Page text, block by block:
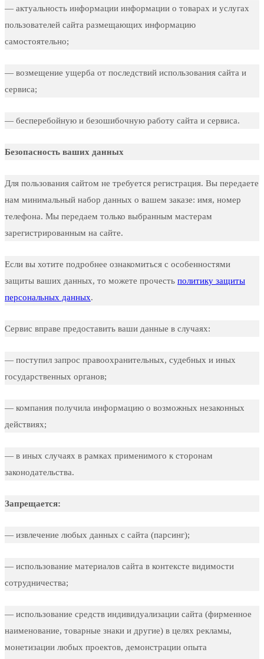
— актуальность информации информации о товарах и услугах
пользователей сайта размещающих информацию
самостоятельно;
— возмещение ущерба от последствий использования сайта и
сервиса;
— бесперебойную и безошибочную работу сайта и сервиса.
Безопасность ваших данных
Для пользования сайтом не требуется регистрация. Вы передаете
нам минимальный набор данных о вашем заказе: имя, номер
телефона. Мы передаем только выбранным мастерам
зарегистрированным на сайте.
Если вы хотите подробнее ознакомиться с особенностями
защиты ваших данных, то можете прочесть политику защиты
персональных данных.
Сервис вправе предоставить ваши данные в случаях:
— поступил запрос правоохранительных, судебных и иных
государственных органов;
— компания получила информацию о возможных незаконных
действиях;
— в иных случаях в рамках применимого к сторонам
законодательства.
Запрещается:
— извлечение любых данных с сайта (парсинг);
— использование материалов сайта в контексте видимости
сотрудничества;
— использование средств индивидуализации сайта (фирменное
наименование, товарные знаки и другие) в целях рекламы,
монетизации любых проектов, демонстрации опыта